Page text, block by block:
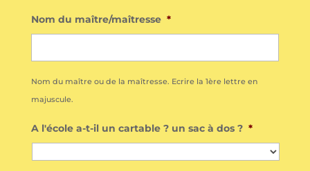
Nom du maître/maîtresse *
Nom du maître ou de la maîtresse. Ecrire la 1ère lettre en
majuscule.
A l'école a-t-il un cartable ? un sac à dos ? *